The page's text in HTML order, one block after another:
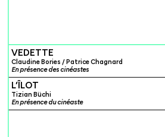
VEDETTE
Claudine Bories / Patrice Chagnard
En présence des cinéastes
L’ÎLOT
Tizian Büchi
En présence du cinéaste